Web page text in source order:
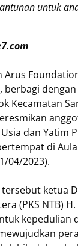
untuk
Arus
berbagi
Kecamatan
dan Yatim
di
04/2023).
ketua
(PKS NTB)
kepedulian